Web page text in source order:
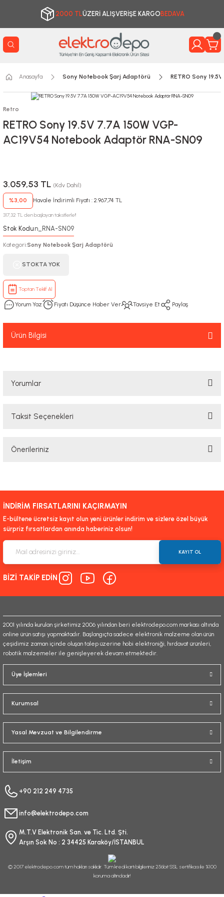
2000 TLÜZERİ ALIŞVERİŞE KARGO BEDAVA
Anasayfa Sony Notebook Şarj Adaptörü RETRO Sony
Retro
RETRO Sony 19.5V 7.7A 150W VGP-
AC19V54 Notebook Adaptör RNA-SN09
3.059,53 TL (Kdv Dahil)
%3,00 Havale İndirimli Fiyatı : 2.967,74 TL
317,32 TL den başlayan taksitlerle!!
Stok Kodu:n_RNA-SN09
Kategori:Sony Notebook Şarj Adaptörü
STOKTA YOK
Toptan Teklif Al
Yorum Yaz Fiyatı Düşünce Haber Ver Tavsiye Et Paylaş
Ürün Bilgisi
Yorumlar
Taksit Seçenekleri
Önerileriniz
yetersiz gördüğünüz noktaları öneri formunu kullanarak tarafımıza
iletebilirsiniz.
Görüş ve önerileriniz için teşekkür ederiz.
Ürün açıklamasında eksik bilgiler bulunuyor.
Ürün bilgilerinde hatalar bulunuyor.
Ürün fiyatı diğer sitelerden daha pahalı.
Gönder
İNDİRİM FIRSATLARINI KAÇIRMAYIN
E-bültene ücretsiz kayıt olun yeni ürünler indirim ve sizlere özel büyük
sürpriz fırsatlardan anında haberiniz olsun!
KAYIT OL
BİZİ TAKİP EDİN
2001 yılında kurulan şirketimiz 2006 yılından beri elektrodepo.com markası altında
online ürün satışı yapmaktadır. Başlangıçta sadece elektronik malzeme olan ürün
çeşidimiz zaman içinde oluşan talep üzerine hobi elektroniği, hırdavat ürünleri,
robotik malzemeler ile genişleyerek devam etmektedir.
Üye İşlemleri
Kurumsal
Yasal Mevzuat ve Bilgilendirme
İletişim
+90 212 249 4735
info@elektrodepo.com
M.T.V Elektronik San. ve Tic. Ltd. Şti.
Arşın Sok No : 2 34425 Karaköy/İSTANBUL
© 2017 elektrodepo.com tüm hakları saklıdır. Tüm kredi kartı bilgileriniz 256bit SSL sertifikası ile %100
koruma altındadır!